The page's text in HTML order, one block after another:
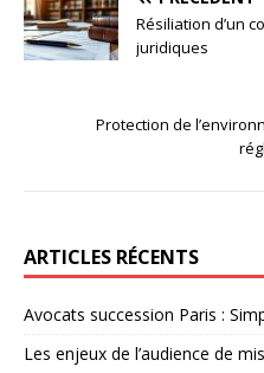
Résiliation d’un
juridiques
Protection de
ARTICLES RÉCENTS
Avocats succession Paris :
Les enjeux de l’audience de